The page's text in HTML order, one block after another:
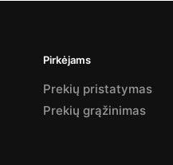
Pirkėjams
Prekių pristatymas
Prekių grąžinimas